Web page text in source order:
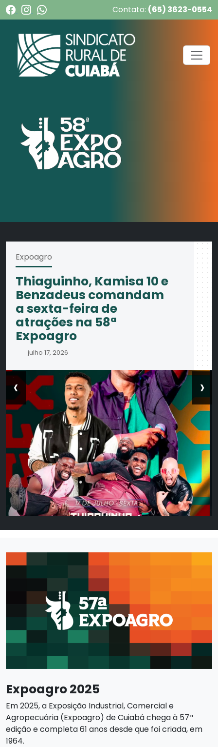
Contato: (65) 3623-0554
Expoagro
Thiaguinho, Kamisa 10 e
Benzadeus comandam
a sexta-feira de
atrações na 58ª
Expoagro
julho 17, 2026
‹ ›
Expoagro 2025
Em 2025, a Exposição Industrial, Comercial e
Agropecuária (Expoagro) de Cuiabá chega à 57ª
edição e completa 61 anos desde que foi criada, em
1964.